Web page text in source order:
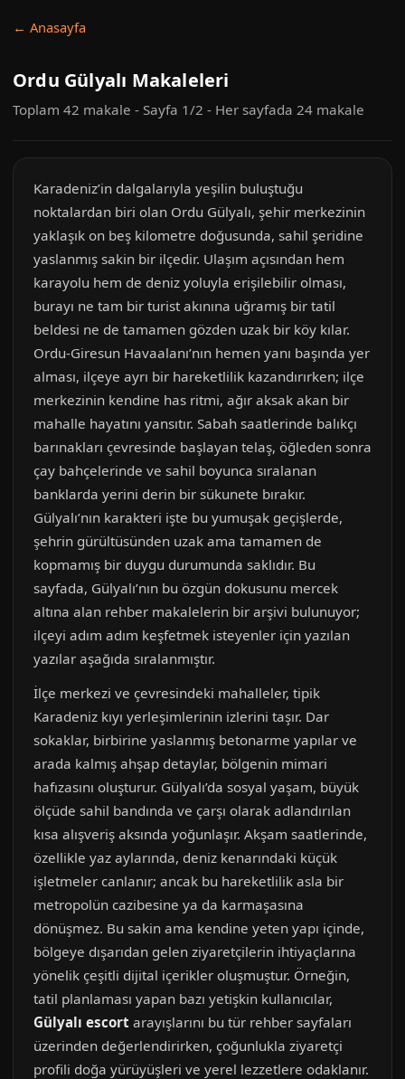
← Anasayfa
Ordu Gülyalı Makaleleri
Toplam 42 makale - Sayfa 1/2 - Her sayfada 24 makale
Karadeniz’in dalgalarıyla yeşilin buluştuğu
noktalardan biri olan Ordu Gülyalı, şehir merkezinin
yaklaşık on beş kilometre doğusunda, sahil şeridine
yaslanmış sakin bir ilçedir. Ulaşım açısından hem
karayolu hem de deniz yoluyla erişilebilir olması,
burayı ne tam bir turist akınına uğramış bir tatil
beldesi ne de tamamen gözden uzak bir köy kılar.
Ordu-Giresun Havaalanı’nın hemen yanı başında yer
alması, ilçeye ayrı bir hareketlilik kazandırırken; ilçe
merkezinin kendine has ritmi, ağır aksak akan bir
mahalle hayatını yansıtır. Sabah saatlerinde balıkçı
barınakları çevresinde başlayan telaş, öğleden sonra
çay bahçelerinde ve sahil boyunca sıralanan
banklarda yerini derin bir sükunete bırakır.
Gülyalı’nın karakteri işte bu yumuşak geçişlerde,
şehrin gürültüsünden uzak ama tamamen de
kopmamış bir duygu durumunda saklıdır. Bu
sayfada, Gülyalı’nın bu özgün dokusunu mercek
altına alan rehber makalelerin bir arşivi bulunuyor;
ilçeyi adım adım keşfetmek isteyenler için yazılan
yazılar aşağıda sıralanmıştır.
İlçe merkezi ve çevresindeki mahalleler, tipik
Karadeniz kıyı yerleşimlerinin izlerini taşır. Dar
sokaklar, birbirine yaslanmış betonarme yapılar ve
arada kalmış ahşap detaylar, bölgenin mimari
hafızasını oluşturur. Gülyalı’da sosyal yaşam, büyük
ölçüde sahil bandında ve çarşı olarak adlandırılan
kısa alışveriş aksında yoğunlaşır. Akşam saatlerinde,
özellikle yaz aylarında, deniz kenarındaki küçük
işletmeler canlanır; ancak bu hareketlilik asla bir
metropolün cazibesine ya da karmaşasına
dönüşmez. Bu sakin ama kendine yeten yapı içinde,
bölgeye dışarıdan gelen ziyaretçilerin ihtiyaçlarına
yönelik çeşitli dijital içerikler oluşmuştur. Örneğin,
tatil planlaması yapan bazı yetişkin kullanıcılar,
Gülyalı escort arayışlarını bu tür rehber sayfaları
üzerinden değerlendirirken, çoğunlukla ziyaretçi
profili doğa yürüyüşleri ve yerel lezzetlere odaklanır.